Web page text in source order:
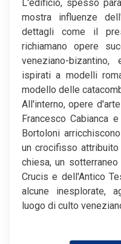
L'edificio, spesso
mostra influenze
dettagli come il
richiamano opere
veneziano-
ispirati a modelli
modello delle
All'interno, opere
Francesco Cabianca
Bortoloni
un crocifisso
chiesa, un
Crucis e dell'Antico
alcune inesplorate,
luogo di culto